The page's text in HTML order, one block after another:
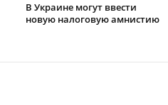
В Украине могут ввести
новую налоговую амнистию